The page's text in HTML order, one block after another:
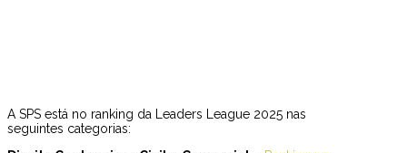
A SPS está no ranking da Leaders League 2025 nas
seguintes categorias: